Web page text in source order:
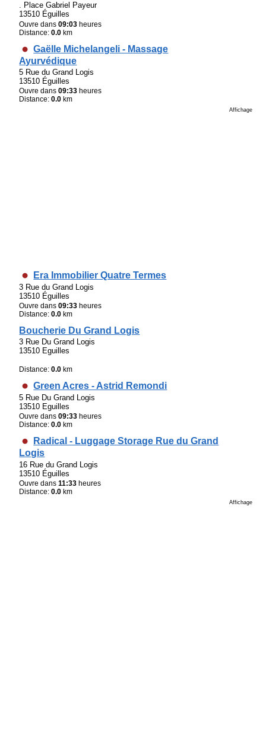
. Place Gabriel Payeur
13510 Éguilles
Ouvre dans09:03 heures
Distance:0.0 km
Gaëlle Michelangeli - Massage
Ayurvédique
5 Rue du Grand Logis
13510 Éguilles
Ouvre dans09:33 heures
Distance:0.0 km
Affichage
Era Immobilier Quatre Termes
3 Rue du Grand Logis
13510 Éguilles
Ouvre dans09:33 heures
Distance:0.0 km
Boucherie Du Grand Logis
3 Rue Du Grand Logis
13510 Eguilles
Distance:0.0 km
Green Acres - Astrid Remondi
5 Rue Du Grand Logis
13510 Eguilles
Ouvre dans09:33 heures
Distance:0.0 km
Radical - Luggage Storage Rue du Grand
Logis
16 Rue du Grand Logis
13510 Éguilles
Ouvre dans11:33 heures
Distance:0.0 km
Affichage